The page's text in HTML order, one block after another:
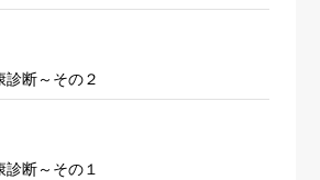
診断～その２
診断～その１
得されることがあります。情報の主な保存先は